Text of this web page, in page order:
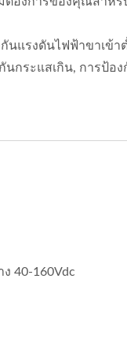
นแรงดันไฟฟ้าขาเข้า
นกระแสเกิน, การป้อง
40-160Vdc